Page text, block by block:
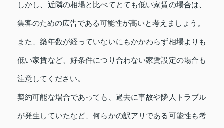
しかし、近隣の相場と比べてとても低い家賃の場合は、
集客のための広告である可能性が高いと考えましょう。
また、築年数が経っていないにもかかわらず相場よりも
低い家賃など、好条件につり合わない家賃設定の場合も
注意してください。
契約可能な場合であっても、過去に事故や隣人トラブル
が発生していたなど、何らかの訳アリである可能性も考